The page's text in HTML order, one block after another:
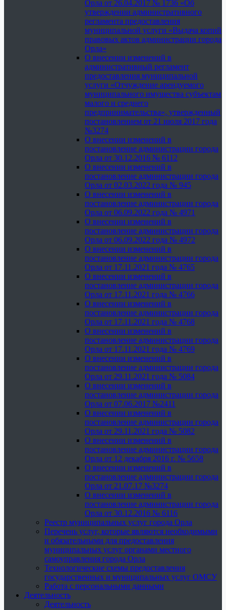
Орла от 26.04.2017 № 1736 «Об
утверждении административного
регламента предоставления
муниципальной услуги «Выдача копий
правовых актов администрации города
Орла»
О внесении изменений в
административный регламент
предоставления муниципальной
услуги «Отчуждение арендуемого
муниципального имущества субъектам
малого и среднего
предпринимательства», утвержденный
постановлением от 21 июля 2017 года
№3274
О внесении изменений в
постановление администрации города
Орла от 30.12.2016 № 6112
О внесении изменений в
постановление администрации города
Орла от 02.03.2022 года № 945
О внесении изменений в
постановление администрации города
Орла от 06.09.2022 года № 4971
О внесении изменений в
постановление администрации города
Орла от 06.09.2022 года № 4972
О внесении изменений в
постановление администрации города
Орла от 17.11.2021 года № 4765
О внесении изменений в
постановление администрации города
Орла от 17.11.2021 года № 4766
О внесении изменений в
постановление администрации города
Орла от 17.11.2021 года № 4768
О внесении изменений в
постановление администрации города
Орла от 17.11.2021 года № 4769
О внесении изменений в
постановление администрации города
Орла от 29.11.2021 года № 5084
О внесении изменений в
постановление администрации города
Орла от 07.06.2017 №2411
О внесении изменений в
постановление администрации города
Орла от 29.11.2021 года № 5082
О внесении изменений в
постановление администрации города
Орла от 12 декабря 2016 г. № 5658
О внесении изменений в
постановление администрации города
Орла от 21.07.17 №3274
О внесении изменений в
постановление администрации города
Орла от 30.12.2016 № 6116
Реестр муниципальных услуг города Орла
Перечень услуг, которые являются необходимыми
и обязательными для предоставления
муниципальных услуг органами местного
самоуправления города Орла
Технологические схемы предоставления
государственных и муниципальных услуг ОМСУ
Работа с персональными данными
Деятельность
Деятельность